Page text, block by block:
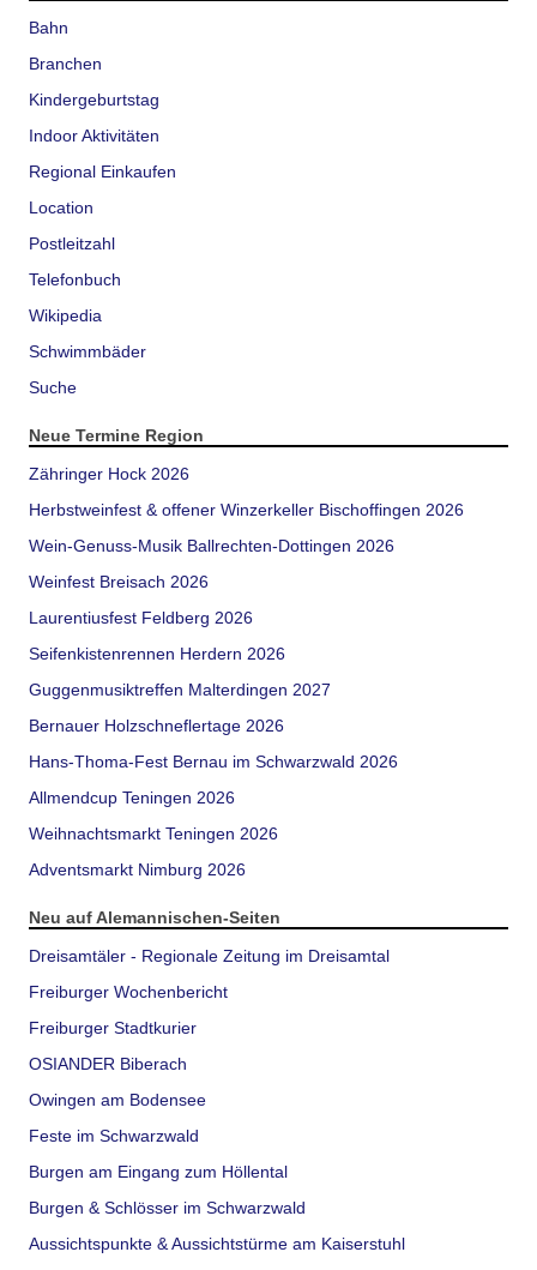
Bahn
Branchen
Kindergeburtstag
Indoor Aktivitäten
Regional Einkaufen
Location
Postleitzahl
Telefonbuch
Wikipedia
Schwimmbäder
Suche
Neue Termine Region
Zähringer Hock 2026
Herbstweinfest & offener Winzerkeller Bischoffingen 2026
Wein-Genuss-Musik Ballrechten-Dottingen 2026
Weinfest Breisach 2026
Laurentiusfest Feldberg 2026
Seifenkistenrennen Herdern 2026
Guggenmusiktreffen Malterdingen 2027
Bernauer Holzschneflertage 2026
Hans-Thoma-Fest Bernau im Schwarzwald 2026
Allmendcup Teningen 2026
Weihnachtsmarkt Teningen 2026
Adventsmarkt Nimburg 2026
Neu auf Alemannischen-Seiten
Dreisamtäler - Regionale Zeitung im Dreisamtal
Freiburger Wochenbericht
Freiburger Stadtkurier
OSIANDER Biberach
Owingen am Bodensee
Feste im Schwarzwald
Burgen am Eingang zum Höllental
Burgen & Schlösser im Schwarzwald
Aussichtspunkte & Aussichtstürme am Kaiserstuhl